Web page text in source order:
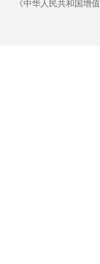
《中华人民共和国增